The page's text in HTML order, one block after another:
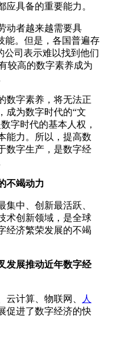
具备的重要能力。
者越来越需要具
。但是，各国普遍存
公司表示难以找到他们
较高的数字素养成为
字素养，将无法正
成为数字时代的“文
字时代的基本人权，
能力。所以，提高数
数字生产，是数字经
不竭动力
中、创新最活跃、
术创新领域，是全球
经济繁荣发展的不竭
发展推动近年数字经
计算、物联网、
人
促进了数字经济的快